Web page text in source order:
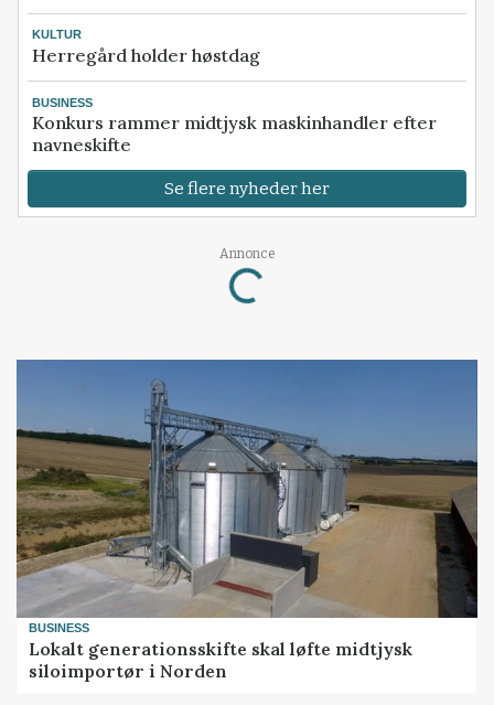
KULTUR
Herregård holder høstdag
BUSINESS
Konkurs rammer midtjysk maskinhandler efter
navneskifte
Se flere nyheder her
Annonce
Loading...
BUSINESS
Lokalt generationsskifte skal løfte midtjysk
siloimportør i Norden